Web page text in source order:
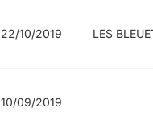
22/10/2019 LES
10/09/2019